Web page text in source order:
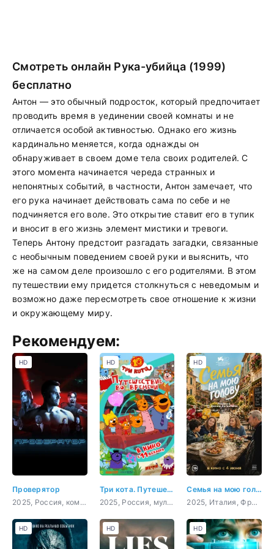
Смотреть онлайн Рука-убийца (1999)
бесплатно
Антон — это обычный подросток, который предпочитает
проводить время в уединении своей комнаты и не
отличается особой активностью. Однако его жизнь
кардинально меняется, когда однажды он
обнаруживает в своем доме тела своих родителей. С
этого момента начинается череда странных и
непонятных событий, в частности, Антон замечает, что
его рука начинает действовать сама по себе и не
подчиняется его воле. Это открытие ставит его в тупик
и вносит в его жизнь элемент мистики и тревоги.
Теперь Антону предстоит разгадать загадки, связанные
с необычным поведением своей руки и выяснить, что
же на самом деле произошло с его родителями. В этом
путешествии ему придется столкнуться с неведомым и
возможно даже пересмотреть свое отношение к жизни
и окружающему миру.
Рекомендуем:
Проверятор
2025, Россия, комедия
HD
Три кота. Путешествие во времени
2025, Россия, мультфильм, детский
HD
Семья на мою голову
2025, Италия, Франция, комедия
HD
HD HD HD